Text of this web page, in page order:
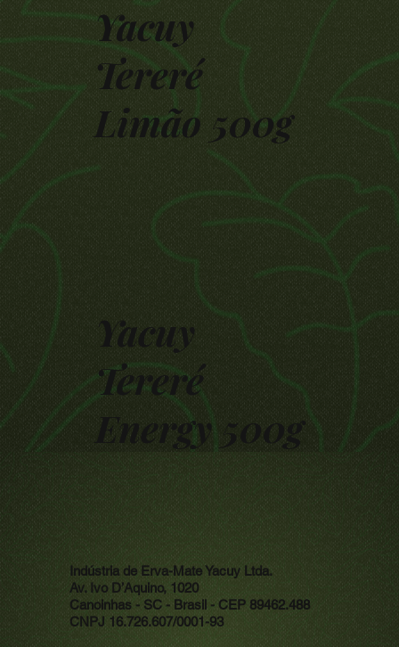
Yacuy
Tereré
Limão 500g
Yacuy
Tereré
Energy 500g
Indústria de Erva-Mate Yacuy Ltda.
Av. Ivo D’Aquino, 1020
Canoinhas - SC - Brasil - CEP 89462.488
CNPJ 16.726.607/0001-93